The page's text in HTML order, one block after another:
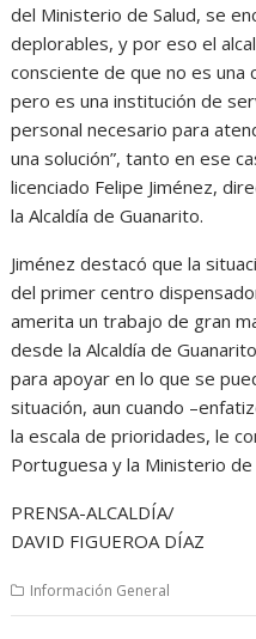
del Ministerio de Salud, se
deplorables, y por eso el
consciente de que no es
pero es una institución de
personal necesario para
una solución”, tanto en ese
licenciado Felipe Jiménez,
la Alcaldía de Guanarito.
Jiménez destacó que la
del primer centro
amerita un trabajo de gran
desde la Alcaldía de
para apoyar en lo que se
situación, aun cuando
la escala de prioridades, le
Portuguesa y la Ministerio de
PRENSA-ALCALDÍA/
DAVID FIGUEROA DÍAZ
Información General